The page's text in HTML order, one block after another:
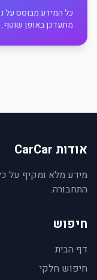
כל המידע מבוסס על
מתעדכן באופן שוטף.
אודות CarCar
מידע מלא ומקיף על
התחבורה.
חיפוש
דף הבית
חיפוש חלקי